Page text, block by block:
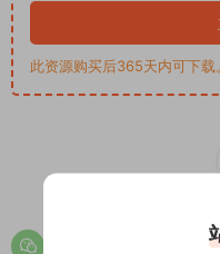
此资源购买后365天内可下